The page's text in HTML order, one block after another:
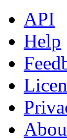
API
Help